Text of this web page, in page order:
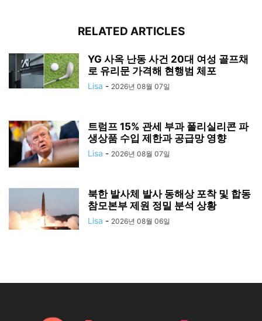
RELATED ARTICLES
YG 사옥 난동 사건 20대 여성 골프채
로 유리문 가격해 현행범 체포
Lisa - 2026년 08월 07일
트럼프 15% 관세 부과 폴리실리콘 파
생상품 수입 제한과 공급망 영향
Lisa - 2026년 08월 07일
북한 발사체 발사 동해상 포착 및 합동
참모본부 제원 정밀 분석 상황
Lisa - 2026년 08월 06일